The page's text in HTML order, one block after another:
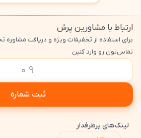
ارتباط با مشاورین پرش
برای استفاده از تخفیفات ویژه و دریافت مشاوره
تماس‌تون رو وارد کنین
ثبت شماره
لینک‌های پرطرفدار